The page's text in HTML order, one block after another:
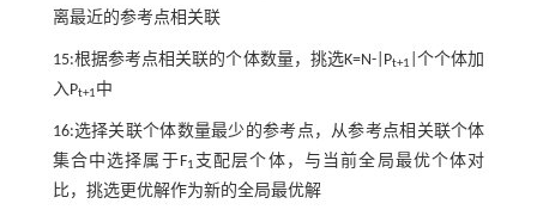
离最近的参考点相关联
15:根据参考点相关联的个体数量，挑选K=N-|Pt+1
|个个体加
入Pt+1中
16:选择关联个体数量最少的参考点，从参考点相关联个体
集合中选择属于F1 支配层个体，与当前全局最优个体对
比，挑选更优解作为新的全局最优解